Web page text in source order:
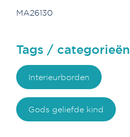
MA26130
Tags / categorieën
Interieurborden
Gods geliefde kind